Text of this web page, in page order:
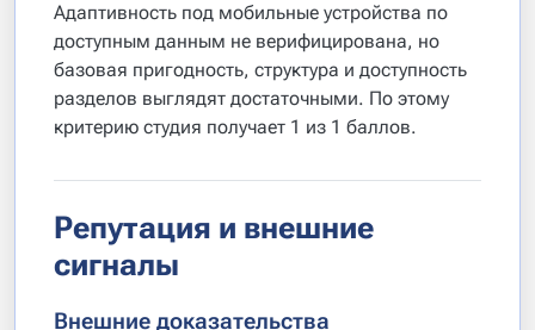
Адаптивность под мобильные устройства по
доступным данным не верифицирована, но
базовая пригодность, структура и доступность
разделов выглядят достаточными. По этому
критерию студия получает 1 из 1 баллов.
Репутация и внешние
сигналы
Внешние доказательства